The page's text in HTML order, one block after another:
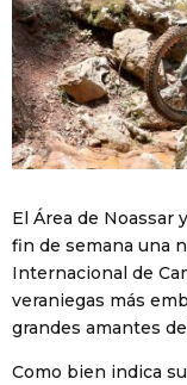
El Área de Noassar
fin de semana una
Internacional de
veraniegas más
grandes amantes
Como bien indica